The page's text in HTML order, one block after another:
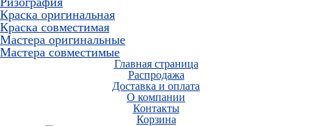
Краска оригинальная
Краска совместимая
Мастера оригинальные
Мастера совместимые
Главная страница
Распродажа
Доставка и оплата
О компании
Контакты
Корзина